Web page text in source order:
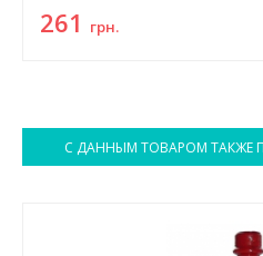
261 грн.
С ДАННЫМ ТОВАРОМ ТАКЖЕ